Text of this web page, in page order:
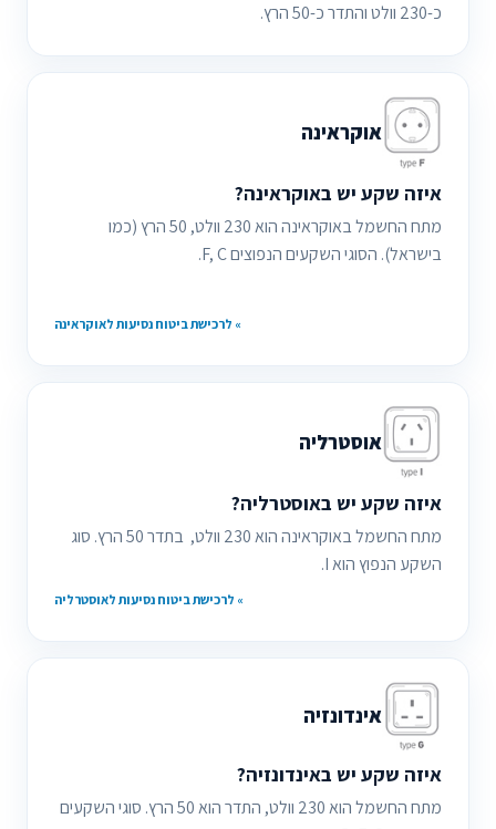
כ-230 וולט והתדר כ-50 הרץ.
אוקראינה
איזה שקע יש באוקראינה?
מתח החשמל באוקראינה הוא 230 וולט, 50 הרץ (כמו
בישראל). הסוגי השקעים הנפוצים F, C.
» לרכישת ביטוח נסיעות לאוקראינה
אוסטרליה
איזה שקע יש באוסטרליה?
מתח החשמל באוקראינה הוא 230 וולט, בתדר 50 הרץ. סוג
השקע הנפוץ הוא I.
» לרכישת ביטוח נסיעות לאוסטרליה
אינדונזיה
איזה שקע יש באינדונזיה?
מתח החשמל הוא 230 וולט, התדר הוא 50 הרץ. סוגי השקעים